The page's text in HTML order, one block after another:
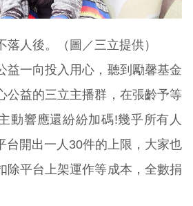
人後。（圖／三立提供）
益一向投入用心，聽到勵馨基金
公益的三立主播群，在張齡予等
動響應還紛紛加碼!幾乎所有人
台開出一人30件的上限，大家也
除平台上架運作等成本，全數捐